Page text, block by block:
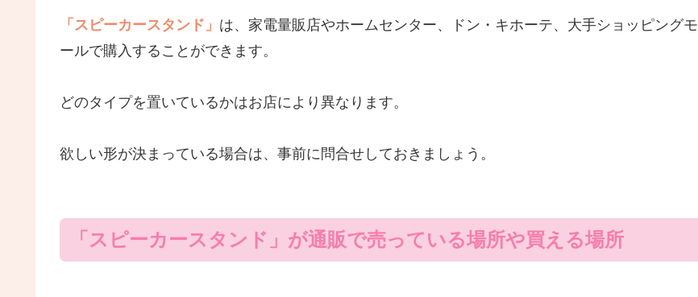
「スピーカースタンド」 は、家電量販店やホームセンター、ドン・キホーテ、大手ショッピングモ
ールで購入することができます。
どのタイプを置いているかはお店により異なります。
欲しい形が決まっている場合は、事前に問合せしておきましょう。
「スピーカースタンド」が通販で売っている場所や買える場所